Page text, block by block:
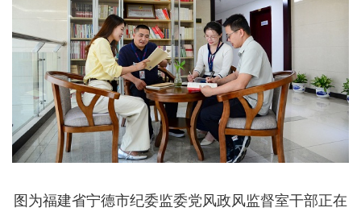
图为福建省宁德市纪委监委党风政风监督室干部正在